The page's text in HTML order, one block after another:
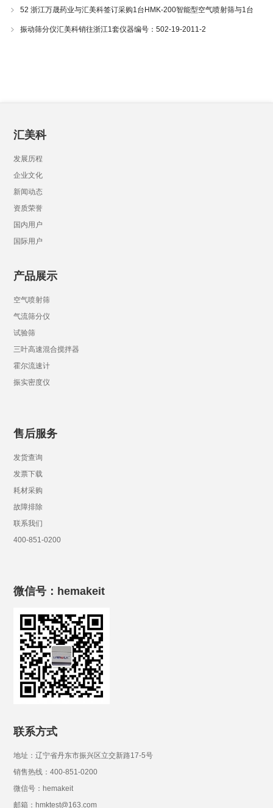
喷射筛采购合同
52 浙江万晟药业与汇美科签订采购1台HMK-200智能型空气喷射筛与1台
HMK-30三叶高速混合搅拌器合同
振动筛分仪汇美科销往浙江1套仪器编号：502-19-2011-2
汇美科
发展历程
企业文化
新闻动态
资质荣誉
国内用户
国际用户
产品展示
空气喷射筛
气流筛分仪
试验筛
三叶高速混合搅拌器
霍尔流速计
振实密度仪
售后服务
发货查询
发票下载
耗材采购
故障排除
联系我们
400-851-0200
微信号：hemakeit
联系方式
地址：辽宁省丹东市振兴区立交新路17-5号
销售热线：400-851-0200
微信号：hemakeit
邮箱：hmktest@163.com